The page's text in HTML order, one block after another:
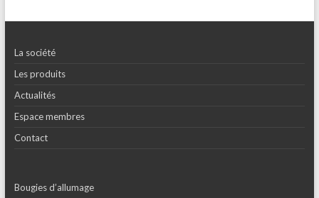
La société
Les produits
Actualités
Espace membres
Contact
Bougies d’allumage